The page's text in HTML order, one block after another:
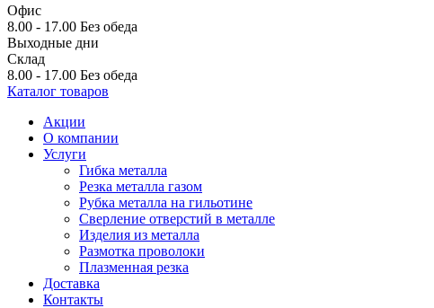
Офис
8.00 - 17.00 Без обеда
Выходные дни
Склад
8.00 - 17.00 Без обеда
Каталог товаров
Акции
О компании
Услуги
Гибка металла
Резка металла газом
Рубка металла на гильотине
Сверление отверстий в металле
Изделия из металла
Размотка проволоки
Плазменная резка
Доставка
Контакты